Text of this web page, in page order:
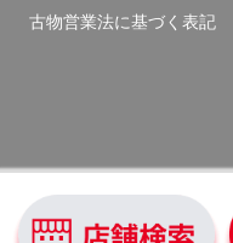
古物営業法に基づく表記